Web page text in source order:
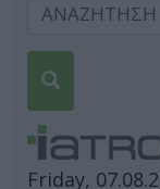
Friday,